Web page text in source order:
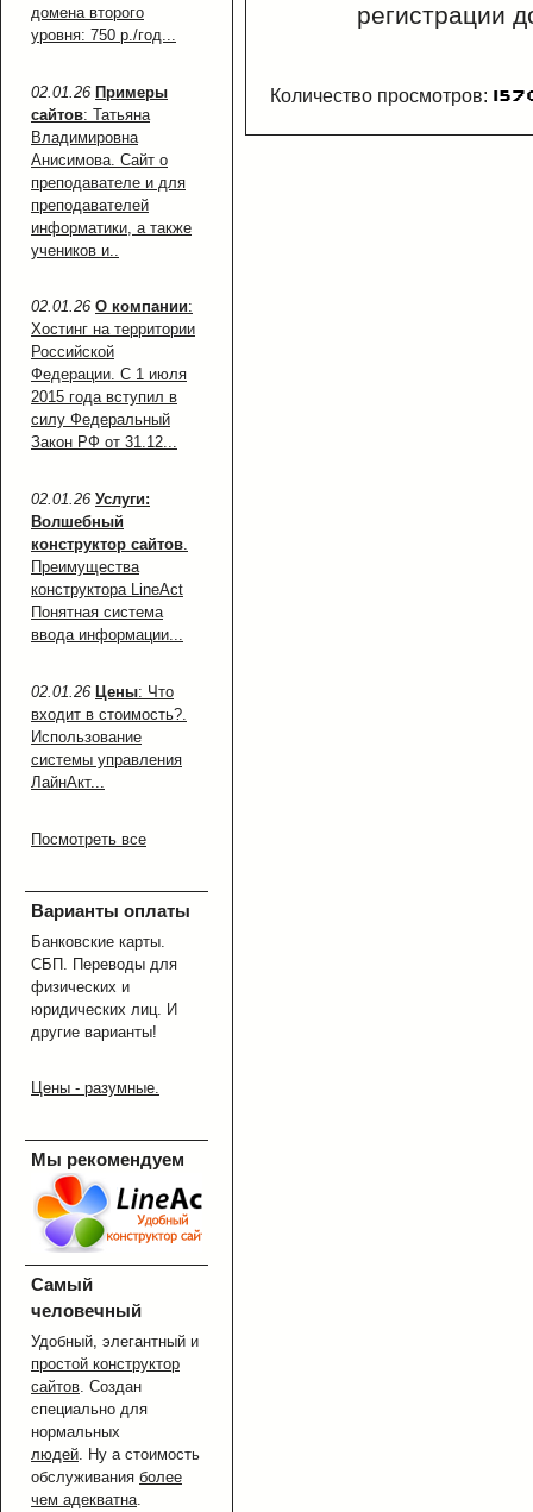
домена второго
уровня: 750 р./год...
02.01.26 Примеры
сайтов: Татьяна
Владимировна
Анисимова. Сайт о
преподавателе и для
преподавателей
информатики, а также
учеников и..
02.01.26 О компании:
Хостинг на территории
Российской
Федерации. С 1 июля
2015 года вступил в
силу Федеральный
Закон РФ от 31.12...
02.01.26 Услуги:
Волшебный
конструктор сайтов.
Преимущества
конструктора LineAct
Понятная система
ввода информации...
02.01.26 Цены: Что
входит в стоимость?.
Использование
системы управления
ЛайнАкт...
Посмотреть все
Варианты оплаты
Банковские карты.
СБП. Переводы для
физических и
юридических лиц. И
другие варианты!
Цены - разумные.
Мы рекомендуем
Самый
человечный
Удобный, элегантный и
простой конструктор
сайтов. Создан
специально для
нормальных
людей. Ну а стоимость
обслуживания более
чем адекватна.
регистрации
Количество просмотров: